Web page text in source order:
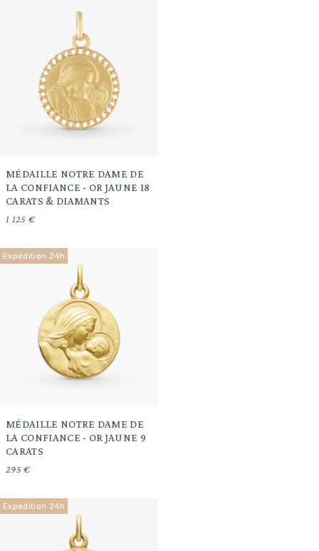
MÉDAILLE NOTRE DAME DE
LA CONFIANCE - OR JAUNE 18
CARATS & DIAMANTS
1 125 €
Expédition 24h
MÉDAILLE NOTRE DAME DE
LA CONFIANCE - OR JAUNE 9
CARATS
295 €
Expédition 24h